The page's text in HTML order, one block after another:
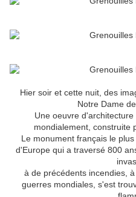
Hier soir et cette nuit, des
Notre Dame
Une oeuvre
mondialement, construite
Le monument français le
d'Europe qui a traversé 800
à de précédents incendies,
guerres mondiales, s'est